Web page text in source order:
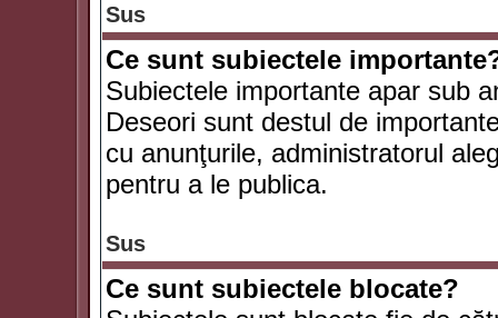
Sus
Ce sunt subiectele
Subiectele importante apar sub
Deseori sunt destul de
cu anunţurile, administratorul
pentru a le publica.
Sus
Ce sunt subiectele blocate?